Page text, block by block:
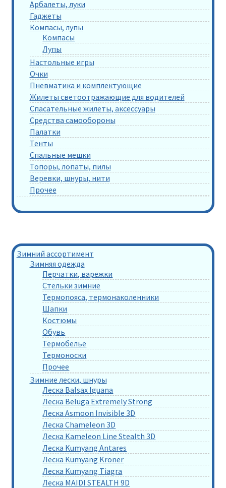
Арбалеты, луки
Гаджеты
Компасы, лупы
Компасы
Лупы
Настольные игры
Очки
Пневматика и комплектующие
Жилеты светоотражающие для водителей
Спасательные жилеты, аксессуары
Средства самообороны
Палатки
Тенты
Спальные мешки
Топоры, лопаты, пилы
Веревки, шнуры, нити
Прочее
Зимний ассортимент
Зимняя одежда
Перчатки, варежки
Стельки зимние
Термопояса, термонаколенники
Шапки
Костюмы
Обувь
Термобелье
Термоноски
Прочее
Зимние лески, шнуры
Леска Balsax Iguana
Леска Beluga Extremely Strong
Леска Asmoon Invisible 3D
Леска Chameleon 3D
Леска Kameleon Line Stealth 3D
Леска Kumyang Antares
Леска Kumyang Kroner
Леска Kumyang Tiagra
Леска MAIDI STEALTH 9D